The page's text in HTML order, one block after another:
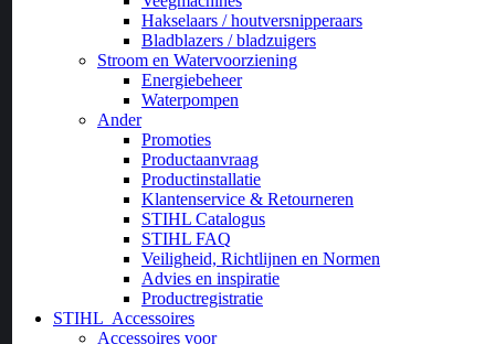
Hakselaars / houtversnipperaars
Bladblazers / bladzuigers
Stroom en Watervoorziening
Energiebeheer
Waterpompen
Ander
Promoties
Productaanvraag
Productinstallatie
Klantenservice & Retourneren
STIHL Catalogus
STIHL FAQ
Veiligheid, Richtlijnen en Normen
Advies en inspiratie
Productregistratie
STIHL Accessoires
Accessoires voor